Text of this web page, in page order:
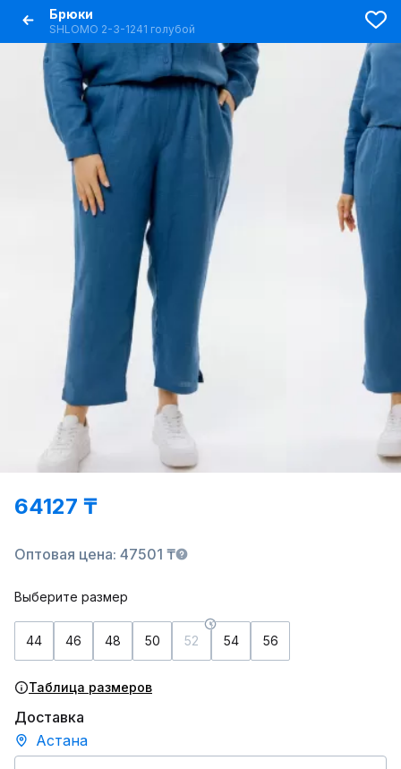
Брюки
SHLOMO 2-3-1241 голубой
64127 ₸
Оптовая цена: 47501 ₸
Выберите размер
44 46 48 50 52 54 56
Таблица размеров
Доставка
Астана